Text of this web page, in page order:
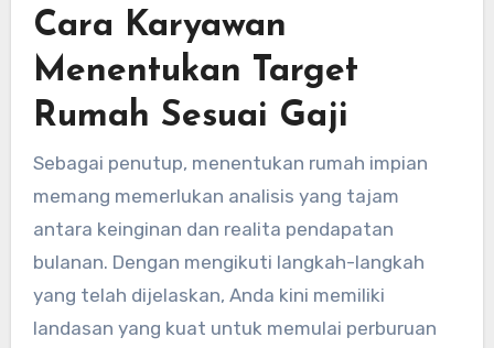
Cara Karyawan
Menentukan Target
Rumah Sesuai Gaji
Sebagai penutup, menentukan rumah impian
memang memerlukan analisis yang tajam
antara keinginan dan realita pendapatan
bulanan. Dengan mengikuti langkah-langkah
yang telah dijelaskan, Anda kini memiliki
landasan yang kuat untuk memulai perburuan